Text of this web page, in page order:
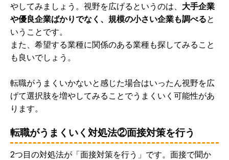
やしてみましょう。視野を広げるというのは、 大手企業
や優良企業ばかりでなく、規模の小さい企業も調べると
いうことです。
また、希望する業種に関係のある業種も探してみること
も良いでしょう。
転職がうまくいかないと感じた場合はいったん視野を広
げて選択肢を増やしてみることでうまくいく可能性があ
ります。
転職がうまくいく対処法②面接対策を行う
2つ目の対処法が「面接対策を行う」です。面接で聞か